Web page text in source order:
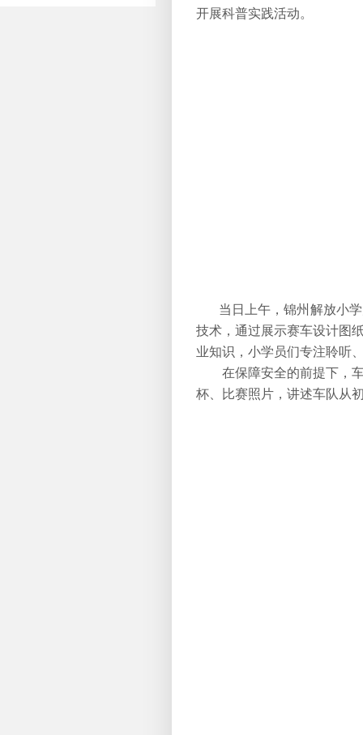
开展科普实践活动。
当日上午，锦州解放小
技术，通过展示赛车设计图
业知识，小学员们专注聆听
在保障安全的前提下，
杯、比赛照片，讲述车队从